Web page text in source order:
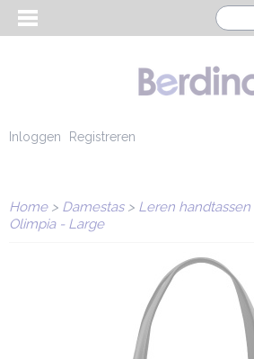
Inloggen Registreren
Home> Damestas> Leren handtassen
Olimpia - Large